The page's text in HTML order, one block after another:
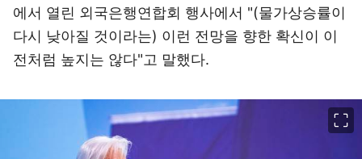
에서 열린 외국은행연합회 행사에서 "(물가상승률이
다시 낮아질 것이라는) 이런 전망을 향한 확신이 이
전처럼 높지는 않다"고 말했다.